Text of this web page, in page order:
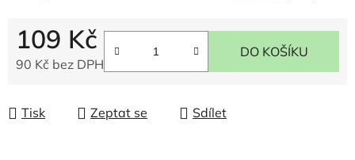
109 Kč
90 Kč bez DPH
DO KOŠÍKU
Tisk Zeptat se Sdílet